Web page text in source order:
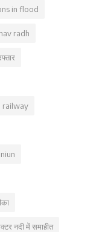
in flood
radh
railway
नदी में समाहीत